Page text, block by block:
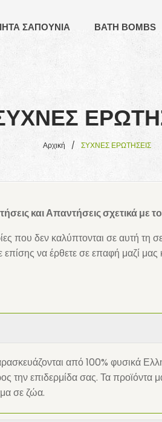
ΣΑΠΟΥΝΙΑ BATH BOMBS
Αρχική / ΣΥΧΝΕΣ ΕΡΩΤΗΣΕΙΣ
και Απαντήσεις σχετικά με
που δεν καλύπτονται σε αυτή τη
επίσης να έρθετε σε επαφή μαζί
από 100% φυσικά
επιδερμίδα σας. Τα προϊόντα
σε ζώα.